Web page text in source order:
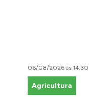
06/08/2026 às 14:30
Agricultura